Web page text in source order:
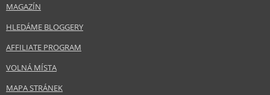
MAGAZÍN
HLEDÁME BLOGGERY
AFFILIATE PROGRAM
VOLNÁ MÍSTA
MAPA STRÁNEK